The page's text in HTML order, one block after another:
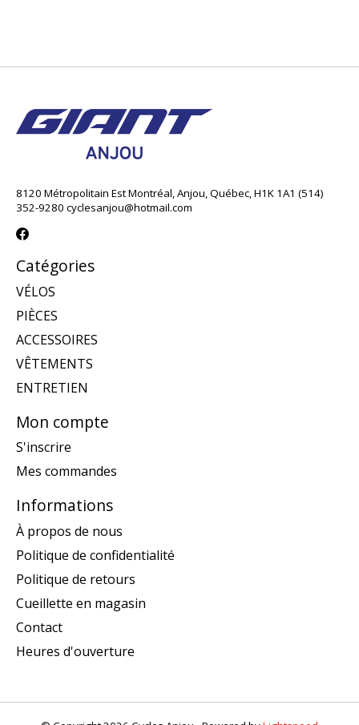
8120 Métropolitain Est Montréal, Anjou, Québec, H1K 1A1 (514)
352-9280 cyclesanjou@hotmail.com
Catégories
VÉLOS
PIÈCES
ACCESSOIRES
VÊTEMENTS
ENTRETIEN
Mon compte
S'inscrire
Mes commandes
Informations
À propos de nous
Politique de confidentialité
Politique de retours
Cueillette en magasin
Contact
Heures d'ouverture